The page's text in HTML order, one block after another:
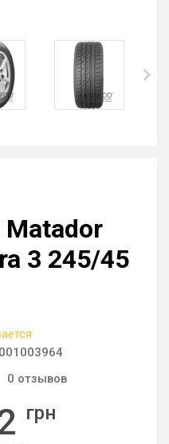
3 245/45
0 отзывов
грн